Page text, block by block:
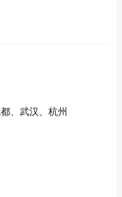
、武汉、杭州